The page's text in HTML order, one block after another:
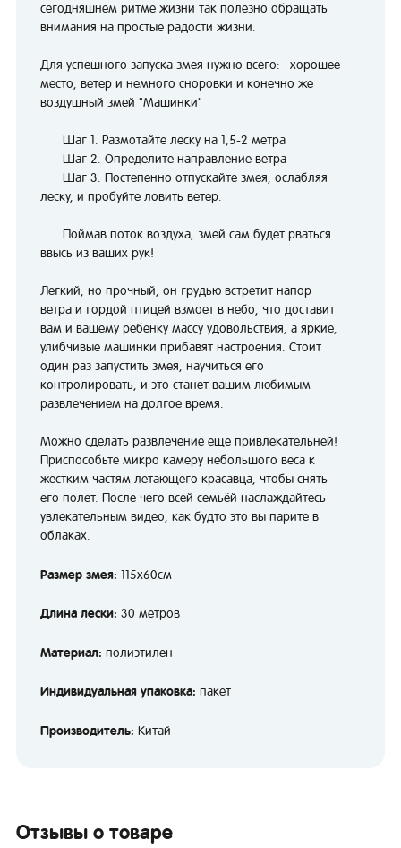
сегодняшнем ритме жизни так полезно обращать
внимания на простые радости жизни.
Для успешного запуска змея нужно всего: хорошее
место, ветер и немного сноровки и конечно же
воздушный змей "Машинки"
Шаг 1. Размотайте леску на 1,5-2 метра
Шаг 2. Определите направление ветра
Шаг 3. Постепенно отпускайте змея, ослабляя
леску, и пробуйте ловить ветер.
Поймав поток воздуха, змей сам будет рваться
ввысь из ваших рук!
Легкий, но прочный, он грудью встретит напор
ветра и гордой птицей взмоет в небо, что доставит
вам и вашему ребенку массу удовольствия, а яркие,
улибчивые машинки прибавят настроения. Стоит
один раз запустить змея, научиться его
контролировать, и это станет вашим любимым
развлечением на долгое время.
Можно сделать развлечение еще привлекательней!
Приспособьте микро камеру небольшого веса к
жестким частям летающего красавца, чтобы снять
его полет. После чего всей семьёй наслаждайтесь
увлекательным видео, как будто это вы парите в
облаках.
Размер змея: 115х60см
Длина лески: 30 метров
Материал: полиэтилен
Индивидуальная упаковка: пакет
Производитель: Китай
Отзывы о товаре